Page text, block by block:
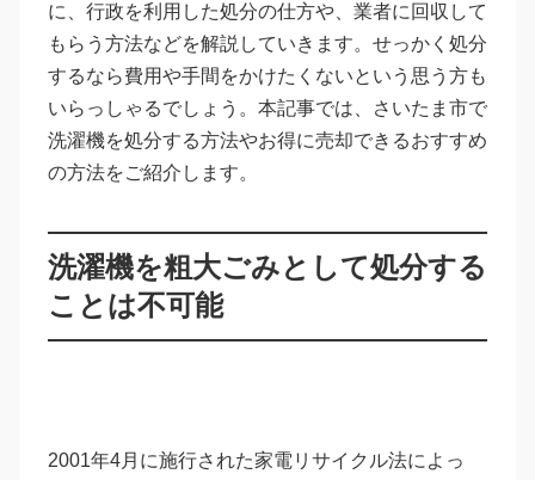
に、行政を利用した処分の仕方や、業者に回収して
もらう方法などを解説していきます。せっかく処分
するなら費用や手間をかけたくないという思う方も
いらっしゃるでしょう。本記事では、さいたま市で
洗濯機を処分する方法やお得に売却できるおすすめ
の方法をご紹介します。
洗濯機を粗大ごみとして処分する
ことは不可能
2001年4月に施行された家電リサイクル法によっ